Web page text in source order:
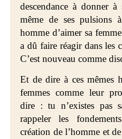
descendance à donner
même de ses pulsions
homme d’aimer sa
a dû faire réagir dans les
C’est nouveau comme
Et de dire à ces mêmes
femmes comme leur
dire : tu n’existes pas
rappeler les
création de l’homme et